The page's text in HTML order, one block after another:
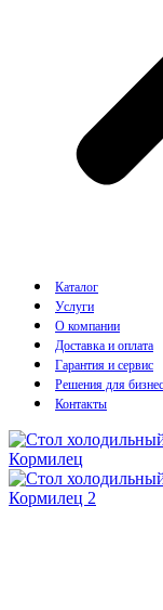
Каталог
Услуги
О компании
Доставка и оплата
Гарантия и сервис
Решения для
Контакты